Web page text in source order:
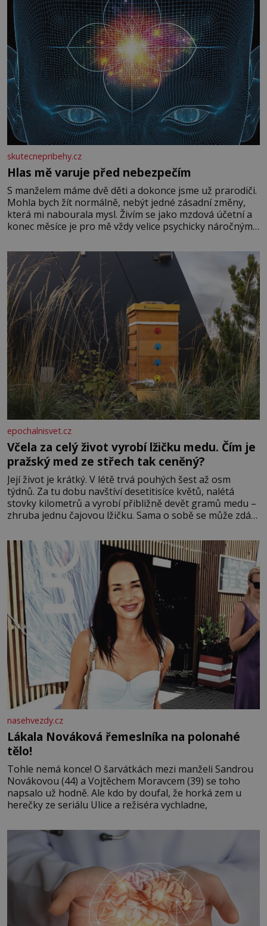
skutecnepribehy.cz
Hlas mě varuje před nebezpečím
S manželem máme dvě děti a dokonce jsme už prarodiči.
Mohla bych žít normálně, nebýt jedné zásadní změny,
která mi nabourala mysl. Živím se jako mzdová účetní a
konec měsíce je pro mě vždy velice psychicky náročným
dál častěji volá o pomoc, co se hlídání týče. Dalo by se
epochalnisvet.cz
Včela za celý život vyrobí lžičku medu. Čím je
pražský med ze střech tak ceněný?
Její život je krátký. V létě trvá pouhých šest až osm
týdnů. Za tu dobu navštíví desetitisíce květů, nalétá
stovky kilometrů a vyrobí přibližně devět gramů medu –
zhruba jednu čajovou lžičku. Sama o sobě se může zdát
tisíc příslušnic svého včelstva, vznikne jeden z
nejdokonalejších organismů
nasehvezdy.cz
Lákala Nováková řemeslníka na polonahé
tělo!
Tohle nemá konce! O šarvátkách mezi manželi Sandrou
Novákovou (44) a Vojtěchem Moravcem (39) se toho
napsalo už hodně. Ale kdo by doufal, že horká zem u
herečky ze seriálu Ulice a režiséra vychladne,